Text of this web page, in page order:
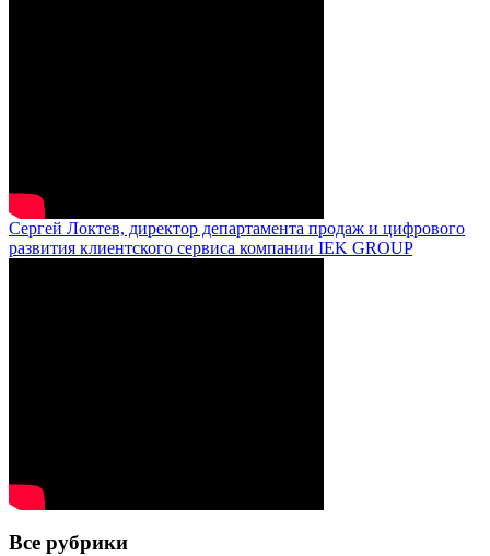
Сергей Локтев, директор департамента продаж и цифрового
развития клиентского сервиса компании IEK GROUP
Все рубрики